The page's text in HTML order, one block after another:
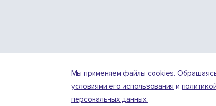
Design
by
Мы применяем файлы cookies. Обращаясь
условиями его использования и
персональных данных.